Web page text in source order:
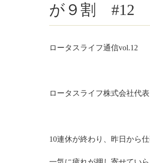
が９割 #12
ロータスライフ通信vol.12
ロータスライフ株式会社代
10連休が終わり、昨日から